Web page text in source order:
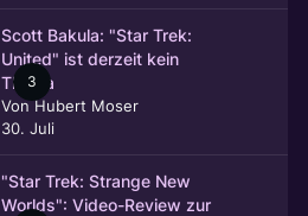
3
Scott Bakula: "Star Trek:
United" ist derzeit kein
Thema
VonHubert Moser
30. Juli
"Star Trek: Strange New
Worlds": Video-Review zur